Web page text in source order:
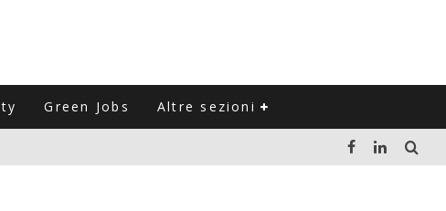
Green Jobs Altre sezioni